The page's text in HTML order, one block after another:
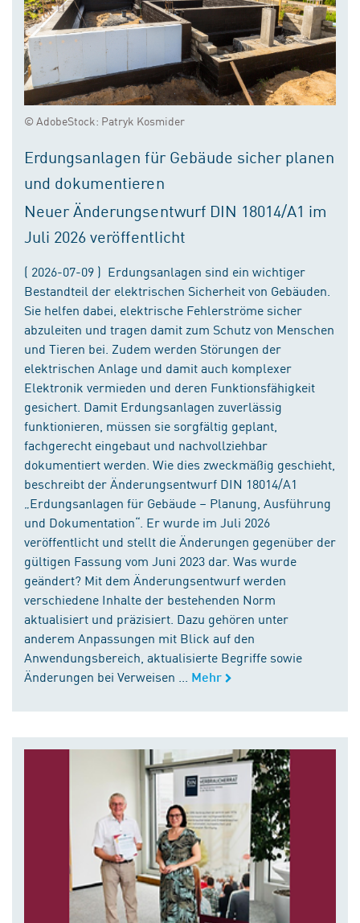
© AdobeStock: Patryk Kosmider
Erdungsanlagen für Gebäude sicher planen
und dokumentieren
Neuer Änderungsentwurf DIN 18014/A1 im
Juli 2026 veröffentlicht
( 2026-07-09 ) Erdungsanlagen sind ein wichtiger
Bestandteil der elektrischen Sicherheit von Gebäuden.
Sie helfen dabei, elektrische Fehlerströme sicher
abzuleiten und tragen damit zum Schutz von Menschen
und Tieren bei. Zudem werden Störungen der
elektrischen Anlage und damit auch komplexer
Elektronik vermieden und deren Funktionsfähigkeit
gesichert. Damit Erdungsanlagen zuverlässig
funktionieren, müssen sie sorgfältig geplant,
fachgerecht eingebaut und nachvollziehbar
dokumentiert werden. Wie dies zweckmäßig geschieht,
beschreibt der Änderungsentwurf DIN 18014/A1
„Erdungsanlagen für Gebäude – Planung, Ausführung
und Dokumentation“. Er wurde im Juli 2026
veröffentlicht und stellt die Änderungen gegenüber der
gültigen Fassung vom Juni 2023 dar. Was wurde
geändert? Mit dem Änderungsentwurf werden
verschiedene Inhalte der bestehenden Norm
aktualisiert und präzisiert. Dazu gehören unter
anderem Anpassungen mit Blick auf den
Anwendungsbereich, aktualisierte Begriffe sowie
Änderungen bei Verweisen ...
Mehr